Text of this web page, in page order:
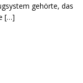
gehörte, das
[…]